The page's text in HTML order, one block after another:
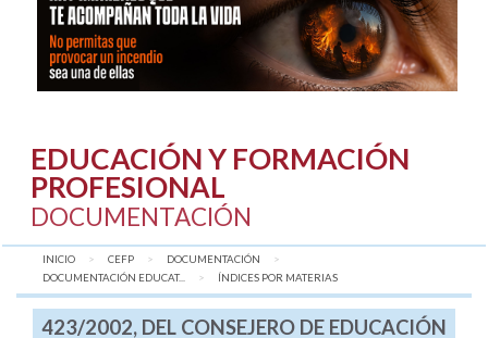
EDUCACIÓN Y FORMACIÓN
PROFESIONAL
DOCUMENTACIÓN
INICIO CEFP
DOCUMENTACIÓN
DOCUMENTACIÓN EDUCAT...
AQUÍ:
ÍNDICES POR MATERIAS
423/2002, DEL CONSEJERO DE EDUCACIÓN